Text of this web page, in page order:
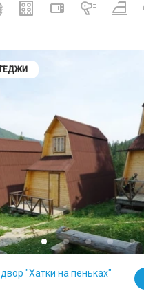
"Хатки на пеньках"